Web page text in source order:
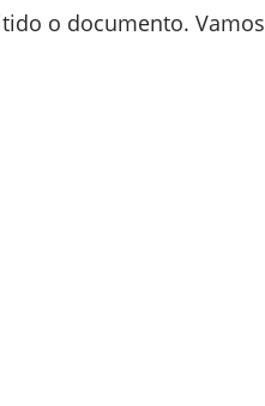
o documento. Vamos